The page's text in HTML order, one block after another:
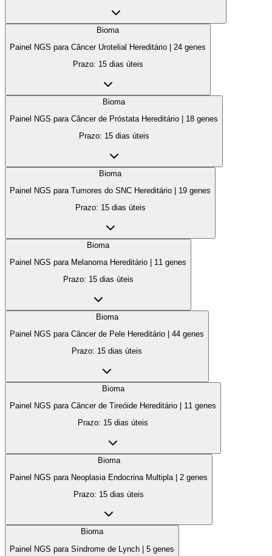
Bioma
Painel NGS para Câncer Urotelial Hereditário
24 genes
Prazo: 15 dias úteis
Bioma
Painel NGS para Câncer de Próstata Hereditário
18 genes
Prazo: 15 dias úteis
Bioma
Painel NGS para Tumores do SNC Hereditário
19 genes
Prazo: 15 dias úteis
Bioma
Painel NGS para Melanoma Hereditário
11 genes
Prazo: 15 dias úteis
Bioma
Painel NGS para Câncer de Pele Hereditário
44 genes
Prazo: 15 dias úteis
Bioma
Painel NGS para Câncer de Tireóide Hereditário
11 genes
Prazo: 15 dias úteis
Bioma
Painel NGS para Neoplasia Endocrina Multipla
2 genes
Prazo: 15 dias úteis
Bioma
Painel NGS para Síndrome de Lynch
5 genes